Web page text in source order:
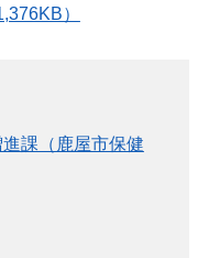
）
課（鹿屋市保健